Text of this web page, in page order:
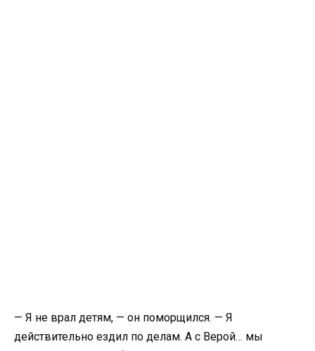
— Я не врал детям, — он поморщился. — Я
действительно ездил по делам. А с Верой… мы